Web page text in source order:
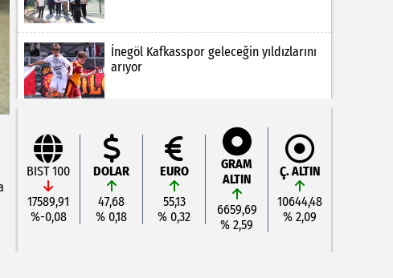
İnegöl Kafkasspor geleceğin yıldızlarını
arıyor
BIST 100
17589,91
%-0,08
DOLAR
47,68
% 0,18
EURO
55,13
% 0,32
GRAM
ALTIN
6659,69
% 2,59
Ç. ALTIN
10644,48
% 2,09